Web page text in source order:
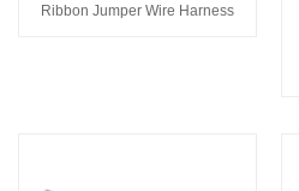
Ribbon Jumper Wire Harness